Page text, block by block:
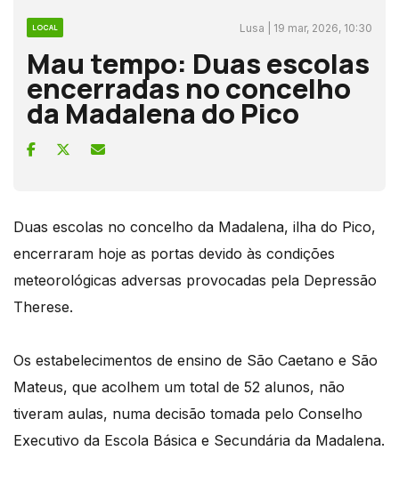
LOCAL Lusa | 19 mar, 2026, 10:30
Mau tempo: Duas escolas
encerradas no concelho
da Madalena do Pico
Duas escolas no concelho da Madalena, ilha do Pico,
encerraram hoje as portas devido às condições
meteorológicas adversas provocadas pela Depressão
Therese.
Os estabelecimentos de ensino de São Caetano e São
Mateus, que acolhem um total de 52 alunos, não
tiveram aulas, numa decisão tomada pelo Conselho
Executivo da Escola Básica e Secundária da Madalena.